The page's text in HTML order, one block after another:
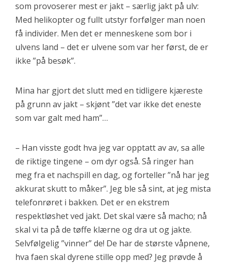
som provoserer mest er jakt – særlig jakt på ulv:
Med helikopter og fullt utstyr forfølger man noen
få individer. Men det er menneskene som bor i
ulvens land – det er ulvene som var her først, de er
ikke ”på besøk”.
Mina har gjort det slutt med en tidligere kjæreste
på grunn av jakt – skjønt ”det var ikke det eneste
som var galt med ham”…
– Han visste godt hva jeg var opptatt av av, sa alle
de riktige tingene – om dyr også. Så ringer han
meg fra et nachspill en dag, og forteller ”nå har jeg
akkurat skutt to måker”. Jeg ble så sint, at jeg mista
telefonrøret i bakken. Det er en ekstrem
respektløshet ved jakt. Det skal være så macho; nå
skal vi ta på de tøffe klærne og dra ut og jakte.
Selvfølgelig ”vinner” de! De har de største våpnene,
hva faen skal dyrene stille opp med? Jeg prøvde å